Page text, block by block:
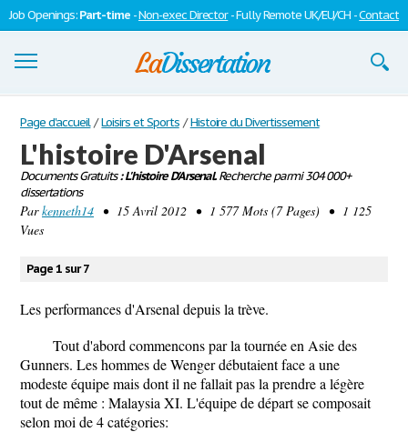
Job Openings:Part-time -Non-exec Director- Fully Remote UK/EU/CH -Contact
Dissertations
S'inscrire
Se connecter
Contactez-nous
Page d'accueil / Loisirs et Sports / Histoire du Divertissement
L'histoire D'Arsenal
Documents Gratuits: L'histoire D'Arsenal.Recherche parmi 304 000+
dissertations
Parkenneth14 • 15 Avril 2012 • 1 577 Mots (7 Pages) • 1 125
Vues
Page 1 sur 7
Les performances d'Arsenal depuis la trève.
Tout d'abord commencons par la tournée en Asie des
Gunners. Les hommes de Wenger débutaient face a une
modeste équipe mais dont il ne fallait pas la prendre a légère
tout de même : Malaysia XI. L'équipe de départ se composait
selon moi de 4 catégories: